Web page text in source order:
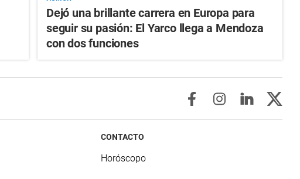
Dejó una brillante carrera en Europa para
seguir su pasión: El Yarco llega a Mendoza
con dos funciones
CONTACTO
Horóscopo